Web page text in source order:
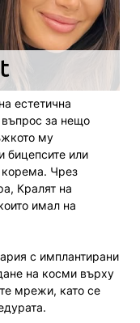
естетична
въпрос за нещо
му
бицепсите или
корема. Чрез
Кралят на
имал на
с имплантирани
на косми върху
мрежи, като се